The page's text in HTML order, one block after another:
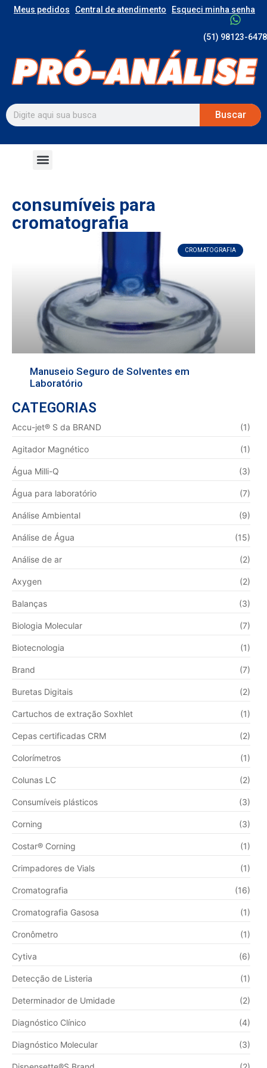
Meus pedidos Central de atendimento Esqueci minha senha
(51) 98123-6478
Buscar
consumíveis para
cromatografia
CROMATOGRAFIA
Manuseio Seguro de Solventes em
Laboratório
CATEGORIAS
Accu-jet® S da BRAND (1)
Agitador Magnético (1)
Água Milli-Q (3)
Água para laboratório (7)
Análise Ambiental (9)
Análise de Água (15)
Análise de ar (2)
Axygen (2)
Balanças (3)
Biologia Molecular (7)
Biotecnologia (1)
Brand (7)
Buretas Digitais (2)
Cartuchos de extração Soxhlet (1)
Cepas certificadas CRM (2)
Colorímetros (1)
Colunas LC (2)
Consumíveis plásticos (3)
Corning (3)
Costar® Corning (1)
Crimpadores de Vials (1)
Cromatografia (16)
Cromatografia Gasosa (1)
Cronômetro (1)
Cytiva (6)
Detecção de Listeria (1)
Determinador de Umidade (2)
Diagnóstico Clínico (4)
Diagnóstico Molecular (3)